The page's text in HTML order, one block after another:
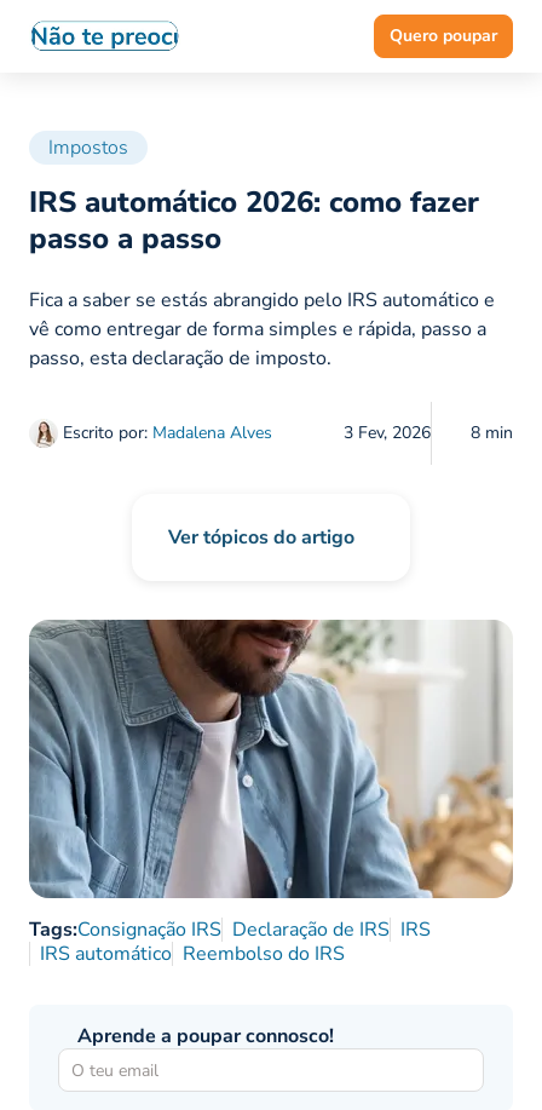
Quero poupar
Impostos
IRS automático 2026: como fazer
passo a passo
Escrito por: Madalena Alves 3 Fev, 2026 8 min
Fica a saber se estás abrangido pelo IRS automático e
vê como entregar de forma simples e rápida, passo a
passo, esta declaração de imposto.
Ver tópicos do artigo
Tags:Consignação IRS Declaração de IRS IRS
IRS automático Reembolso do IRS
Aprende a poupar connosco!